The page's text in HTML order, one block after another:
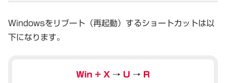
Windowsをリブート（再起動）するショートカットは以
下になります。
Win + X → U → R